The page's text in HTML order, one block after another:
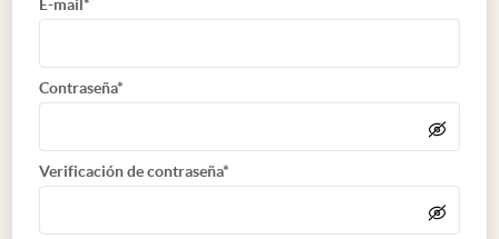
E-mail*
Contraseña*
Verificación de contraseña*